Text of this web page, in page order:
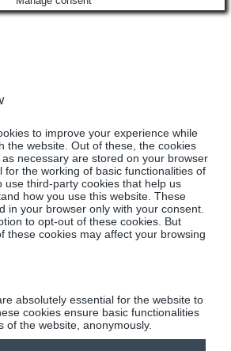
to improve your experience while
the website. Out of these, the cookies
necessary are stored on your browser
for the working of basic functionalities of
use third-party cookies that help us
how you use this website. These
in your browser only with your consent.
to opt-out of these cookies. But
these cookies may affect your browsing
absolutely essential for the website to
cookies ensure basic functionalities
of the website, anonymously.